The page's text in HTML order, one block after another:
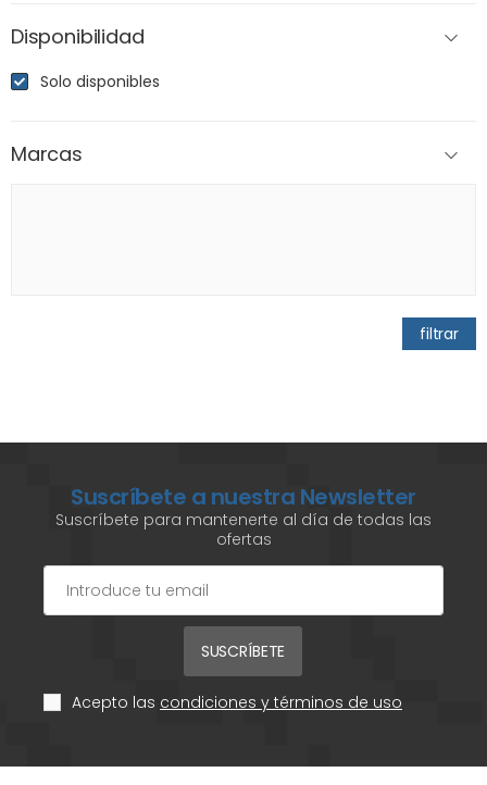
Disponibilidad
Solo disponibles
Marcas
filtrar
Suscríbete a nuestra Newsletter
Suscríbete para mantenerte al día de todas las
ofertas
SUSCRÍBETE
Acepto las condiciones y términos de uso